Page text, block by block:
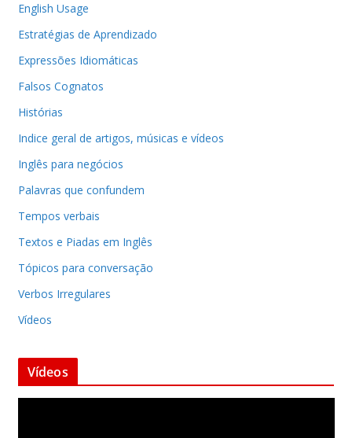
English Usage
Estratégias de Aprendizado
Expressões Idiomáticas
Falsos Cognatos
Histórias
Indice geral de artigos, músicas e vídeos
Inglês para negócios
Palavras que confundem
Tempos verbais
Textos e Piadas em Inglês
Tópicos para conversação
Verbos Irregulares
Vídeos
Vídeos